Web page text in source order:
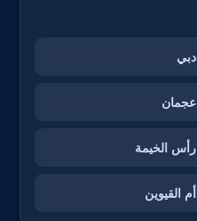
دبي
عجمان
رأس الخيمة
أم القيوين